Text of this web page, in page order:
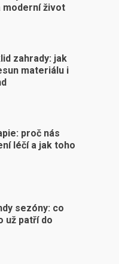
moderní život
zahrady: jak
materiálu i
proč nás
léčí a jak toho
sezóny: co
už patří do